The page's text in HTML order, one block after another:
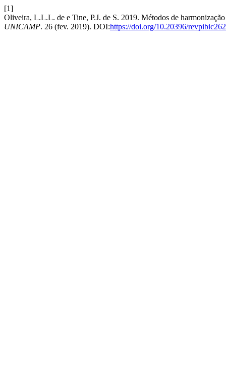
[1]
Oliveira, L.L.L. de e Tine, P.J. de S. 2019. Métodos de
UNICAMP. 26 (fev. 2019). DOI:https://doi.org/10.20396/